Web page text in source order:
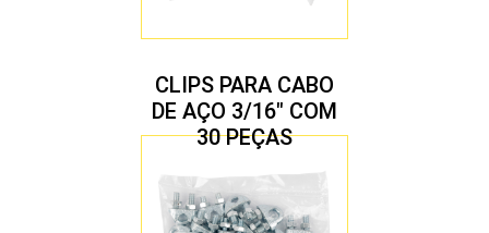
CLIPS PARA CABO
DE AÇO 3/16″ COM
30 PEÇAS